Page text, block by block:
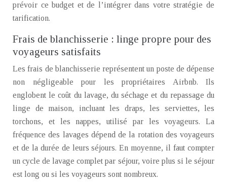
prévoir ce budget et de l’intégrer dans votre stratégie de
tarification.
Frais de blanchisserie : linge propre pour des
voyageurs satisfaits
Les frais de blanchisserie représentent un poste de dépense
non négligeable pour les propriétaires Airbnb. Ils
englobent le coût du lavage, du séchage et du repassage du
linge de maison, incluant les draps, les serviettes, les
torchons, et les nappes, utilisé par les voyageurs. La
fréquence des lavages dépend de la rotation des voyageurs
et de la durée de leurs séjours. En moyenne, il faut compter
un cycle de lavage complet par séjour, voire plus si le séjour
est long ou si les voyageurs sont nombreux.